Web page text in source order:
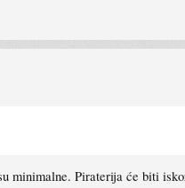
minimalne. Piraterija će biti